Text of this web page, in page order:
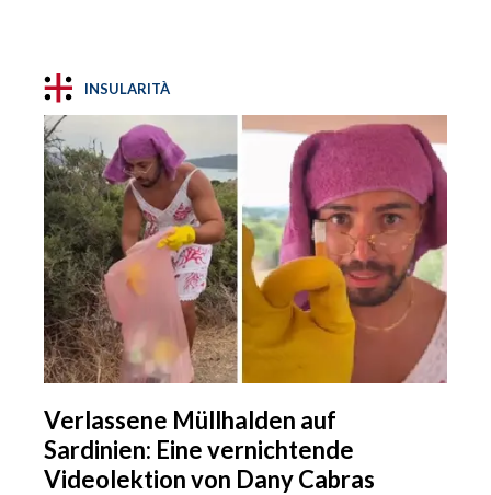
INSULARITÀ
Verlassene Müllhalden auf
Sardinien: Eine vernichtende
Videolektion von Dany Cabras